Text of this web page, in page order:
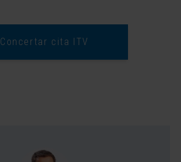
Concertar cita ITV